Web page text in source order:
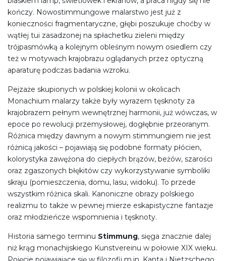
kończy. Nowostimmungowe malarstwo jest już z
konieczności fragmentaryczne, głębi poszukuje choćby w
wątłej tui zasadzonej na spłachetku zieleni między
trójpasmówką a kolejnym obleśnym nowym osiedlem czy
też w motywach krajobrazu oglądanych przez optyczną
aparaturę podczas badania wzroku.
Pejzaże skupionych w polskiej kolonii w okolicach
Monachium malarzy także były wyrazem tęsknoty za
krajobrazem pełnym wewnętrznej harmonii, już wówczas, w
epoce po rewolucji przemysłowej, dogłębnie przeoranym.
Różnica między dawnym a nowym stimmungiem nie jest
różnicą jakości – pojawiają się podobne formaty płócien,
kolorystyka zawężona do ciepłych brązów, beżów, szarości
oraz zgaszonych błękitów czy wykorzystywanie symboliki
skraju (pomieszczenia, domu, lasu, widoku). To przede
wszystkim różnica skali. Kanoniczne obrazy polskiego
realizmu to także w pewnej mierze eskapistyczne fantazje
oraz młodzieńcze wspomnienia i tęsknoty.
Historia samego terminu Stimmung, sięga znacznie dalej
niż krąg monachijskiego Kunstvereinu w połowie XIX wieku.